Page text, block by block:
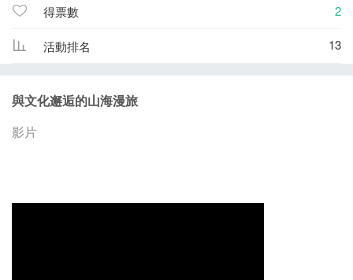
得票數 2
活動排名 13
與文化邂逅的山海漫旅
影片